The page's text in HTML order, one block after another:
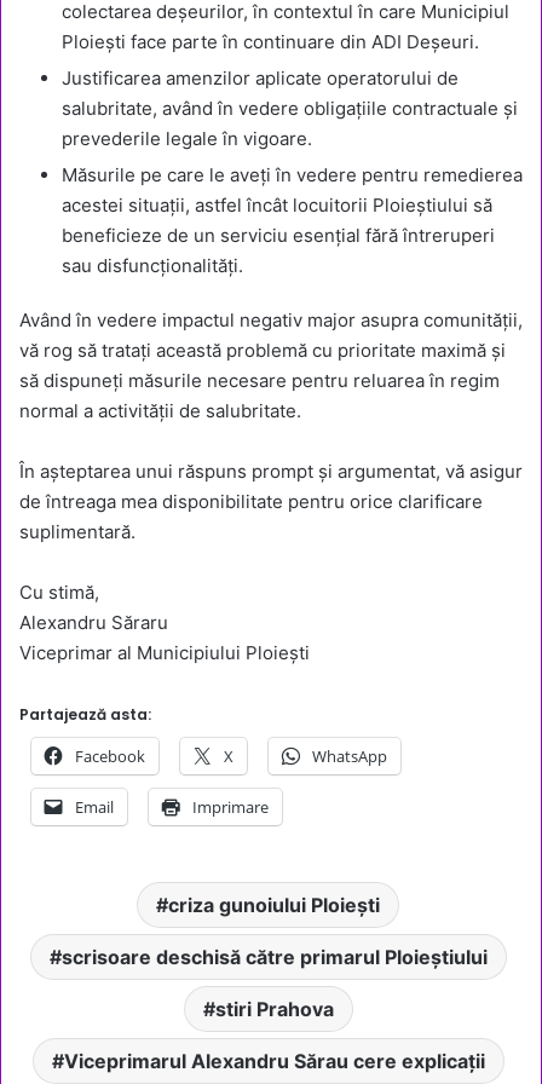
colectarea deșeurilor, în contextul în care Municipiul
Ploiești face parte în continuare din ADI Deșeuri.
Justificarea amenzilor aplicate operatorului de
salubritate, având în vedere obligațiile contractuale și
prevederile legale în vigoare.
Măsurile pe care le aveți în vedere pentru remedierea
acestei situații, astfel încât locuitorii Ploieștiului să
beneficieze de un serviciu esențial fără întreruperi
sau disfuncționalități.
Având în vedere impactul negativ major asupra comunității,
vă rog să tratați această problemă cu prioritate maximă și
să dispuneți măsurile necesare pentru reluarea în regim
normal a activității de salubritate.
În așteptarea unui răspuns prompt și argumentat, vă asigur
de întreaga mea disponibilitate pentru orice clarificare
suplimentară.
Cu stimă,
Alexandru Săraru
Viceprimar al Municipiului Ploiești
Partajează asta:
Facebook X WhatsApp
Email Imprimare
criza gunoiului Ploiești
scrisoare deschisă către primarul Ploieștiului
stiri Prahova
Viceprimarul Alexandru Sărau cere explicații